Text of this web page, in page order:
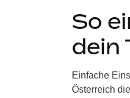
So
dein
Einfache
Österreich